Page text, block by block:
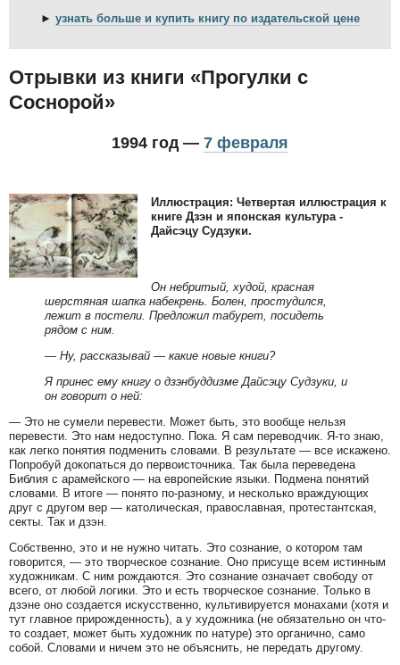
► узнать больше и купить книгу по издательской цене
Отрывки из книги «Прогулки с
Соснорой»
1994 год — 7 февраля
Иллюстрация: Четвертая иллюстрация к
книге Дзэн и японская культура -
Дайсэцу Судзуки.
Он небритый, худой, красная
шерстяная шапка набекрень. Болен, простудился,
лежит в постели. Предложил табурет, посидеть
рядом с ним.
— Ну, рассказывай — какие новые книги?
Я принес ему книгу о дзэнбуддизме Дайсэцу Судзуки, и
он говорит о ней:
— Это не сумели перевести. Может быть, это вообще нельзя
перевести. Это нам недоступно. Пока. Я сам переводчик. Я-то знаю,
как легко понятия подменить словами. В результате — все искажено.
Попробуй докопаться до первоисточника. Так была переведена
Библия с арамейского — на европейские языки. Подмена понятий
словами. В итоге — понято по-разному, и несколько враждующих
друг с другом вер — католическая, православная, протестантская,
секты. Так и дзэн.
Собственно, это и не нужно читать. Это сознание, о котором там
говорится, — это творческое сознание. Оно присуще всем истинным
художникам. С ним рождаются. Это сознание означает свободу от
всего, от любой логики. Это и есть творческое сознание. Только в
дзэне оно создается искусственно, культивируется монахами (хотя и
тут главное прирожденность), а у художника (не обязательно он что-
то создает, может быть художник по натуре) это органично, само
собой. Словами и ничем это не объяснить, не передать другому.